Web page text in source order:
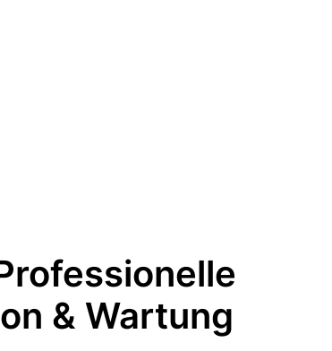
& Wartung